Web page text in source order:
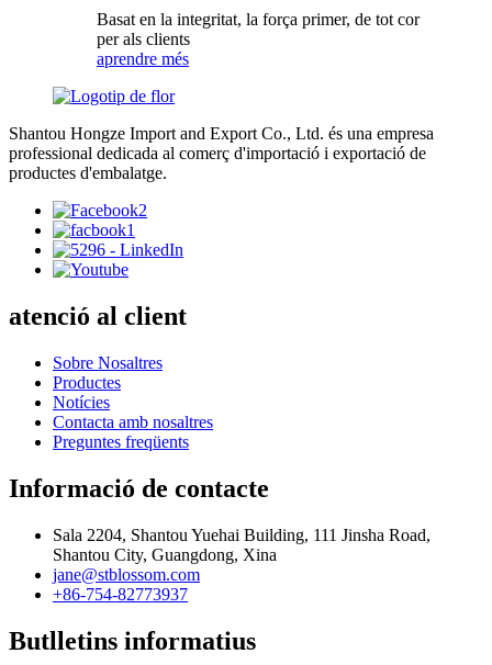
Basat en la integritat, la força primer, de tot cor
per als clients
aprendre més
Shantou Hongze Import and Export Co., Ltd. és una empresa
professional dedicada al comerç d'importació i exportació de
productes d'embalatge.
atenció al client
Sobre Nosaltres
Productes
Notícies
Contacta amb nosaltres
Preguntes freqüents
Informació de contacte
Sala 2204, Shantou Yuehai Building, 111 Jinsha Road,
Shantou City, Guangdong, Xina
jane@stblossom.com
+86-754-82773937
Butlletins informatius